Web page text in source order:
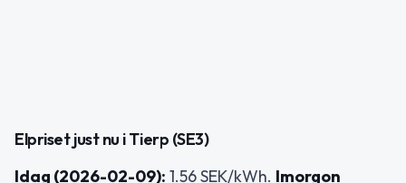
Elpriset just nu i Tierp (SE3)
Idag (2026-02-09): 1.56 SEK/kWh. Imorgon